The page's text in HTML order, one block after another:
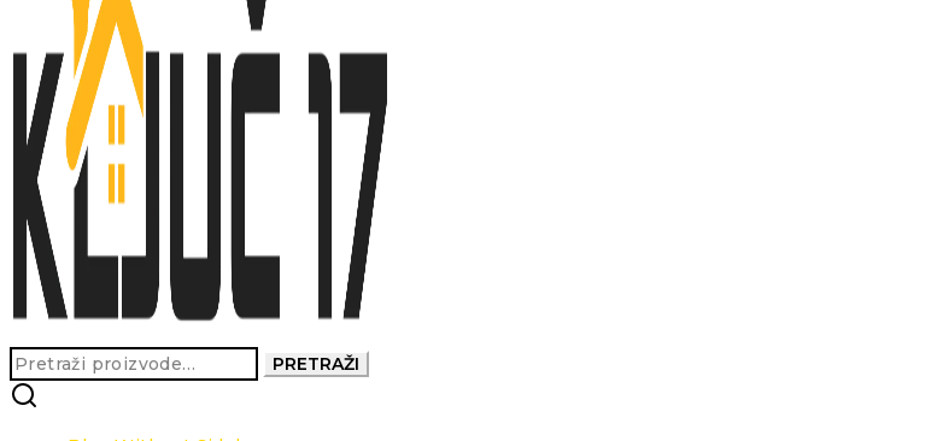
Pretraži: PRETRAŽI